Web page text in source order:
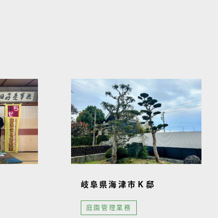
岐阜県海津市Ｋ邸
庭園管理業務